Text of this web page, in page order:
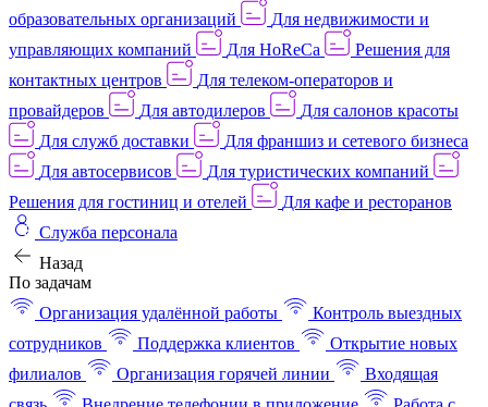
образовательных организаций
Для недвижимости и
управляющих компаний
Для HoReCa
Решения для
контактных центров
Для телеком-операторов и
провайдеров
Для автодилеров
Для салонов красоты
Для служб доставки
Для франшиз и сетевого бизнеса
Для автосервисов
Для туристических компаний
Решения для гостиниц и отелей
Для кафе и ресторанов
Служба персонала
Назад
По задачам
Организация удалённой работы
Контроль выездных
сотрудников
Поддержка клиентов
Открытие новых
филиалов
Организация горячей линии
Входящая